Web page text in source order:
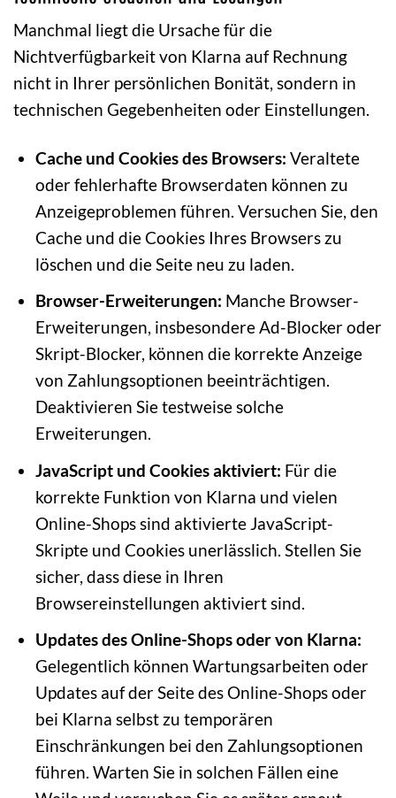
Manchmal liegt die Ursache für die
Nichtverfügbarkeit von Klarna auf Rechnung
nicht in Ihrer persönlichen Bonität, sondern in
technischen Gegebenheiten oder Einstellungen.
Cache und Cookies des Browsers: Veraltete
oder fehlerhafte Browserdaten können zu
Anzeigeproblemen führen. Versuchen Sie, den
Cache und die Cookies Ihres Browsers zu
löschen und die Seite neu zu laden.
Browser-Erweiterungen: Manche Browser-
Erweiterungen, insbesondere Ad-Blocker oder
Skript-Blocker, können die korrekte Anzeige
von Zahlungsoptionen beeinträchtigen.
Deaktivieren Sie testweise solche
Erweiterungen.
JavaScript und Cookies aktiviert: Für die
korrekte Funktion von Klarna und vielen
Online-Shops sind aktivierte JavaScript-
Skripte und Cookies unerlässlich. Stellen Sie
sicher, dass diese in Ihren
Browsereinstellungen aktiviert sind.
Updates des Online-Shops oder von Klarna:
Gelegentlich können Wartungsarbeiten oder
Updates auf der Seite des Online-Shops oder
bei Klarna selbst zu temporären
Einschränkungen bei den Zahlungsoptionen
führen. Warten Sie in solchen Fällen eine